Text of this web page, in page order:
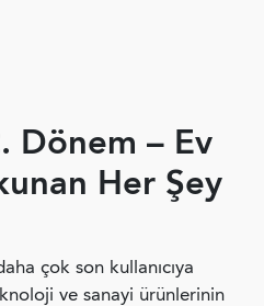
Dönem – Ev
Her Şey
çok son kullanıcıya
ve sanayi ürünlerinin